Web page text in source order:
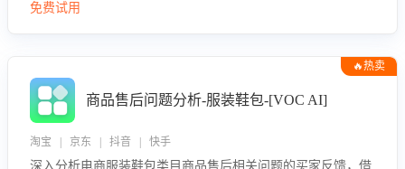
免费试用
🔥热卖
商品售后问题分析-服装鞋包-[VOC AI]
淘宝 | 京东 | 抖音 | 快手
深入分析电商服装鞋包类目商品售后相关问题的买家反馈，借